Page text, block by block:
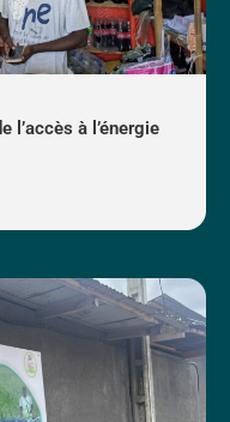
l’accès à l’énergie